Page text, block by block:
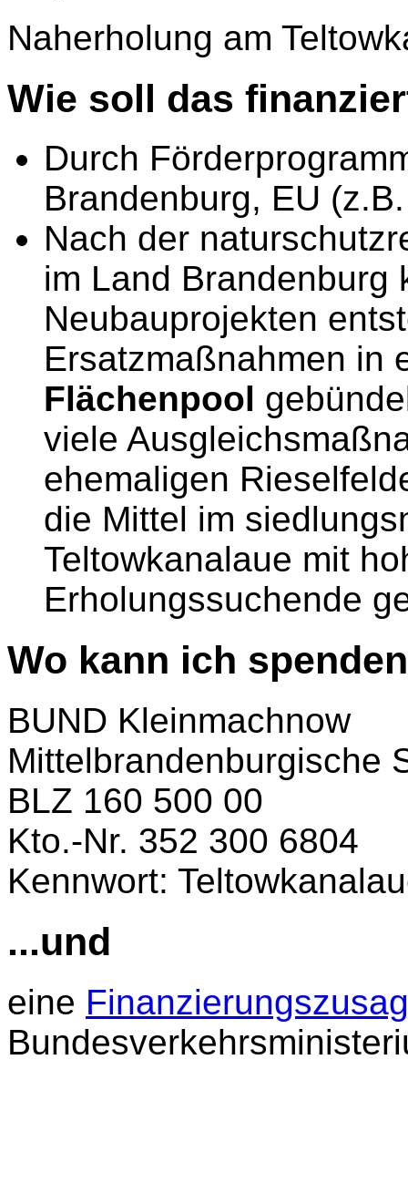
Naherholung am
Wie soll das
Durch
Brandenburg, EU
Nach der
im Land Brandenburg
Neubauprojekten
Ersatzmaßnahmen in
Flächenpool
viele
ehemaligen
die Mittel im
Teltowkanalaue mit
Erholungssuchende
Wo kann ich
BUND Kleinmachnow
Mittelbrandenburgische
BLZ 160 500 00
Kto.-Nr. 352 300 6804
Kennwort:
...und
eine